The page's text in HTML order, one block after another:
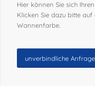
Hier können Sie sich
Klicken Sie dazu bitte
Wannenfarbe.
unverbindliche Anfrage